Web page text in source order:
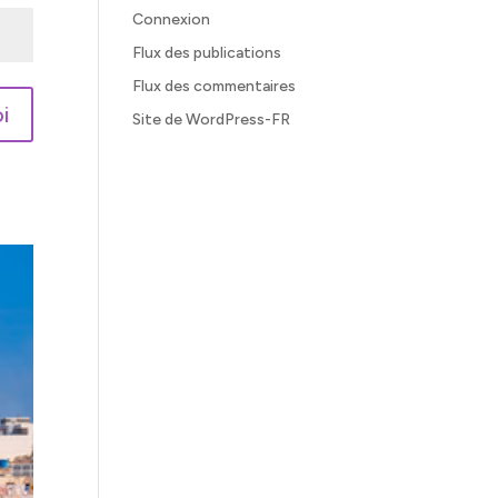
Connexion
Flux des publications
Flux des commentaires
Site de WordPress-FR